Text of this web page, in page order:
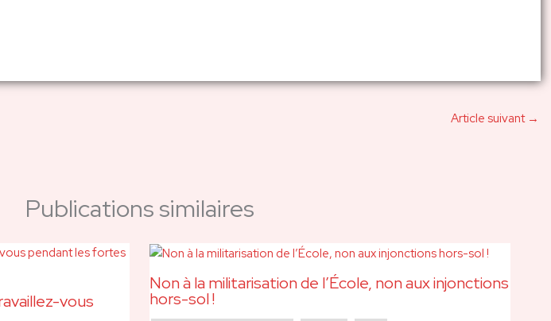
Article suivant →
Publications similaires
vous
Non à la militarisation de l’École, non aux injonctions
hors-sol !